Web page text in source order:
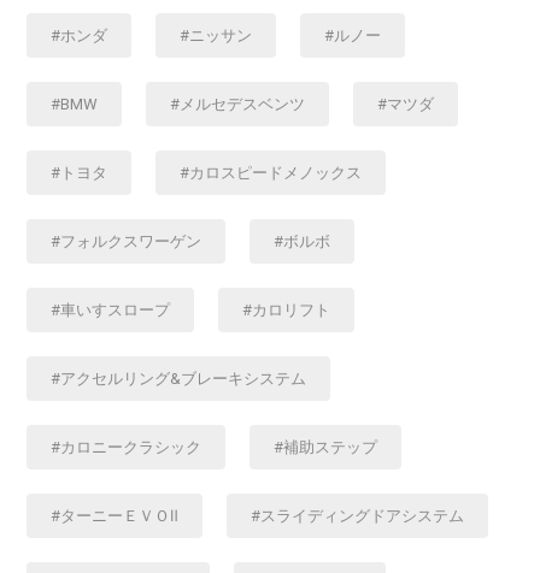
ホンダ ニッサン ルノー
BMW メルセデスベンツ マツダ
トヨタ カロスピードメノックス
フォルクスワーゲン ボルボ
車いすスロープ カロリフト
アクセルリング&ブレーキシステム
カロニークラシック 補助ステップ
ターニーＥＶＯⅡ スライディングドアシステム